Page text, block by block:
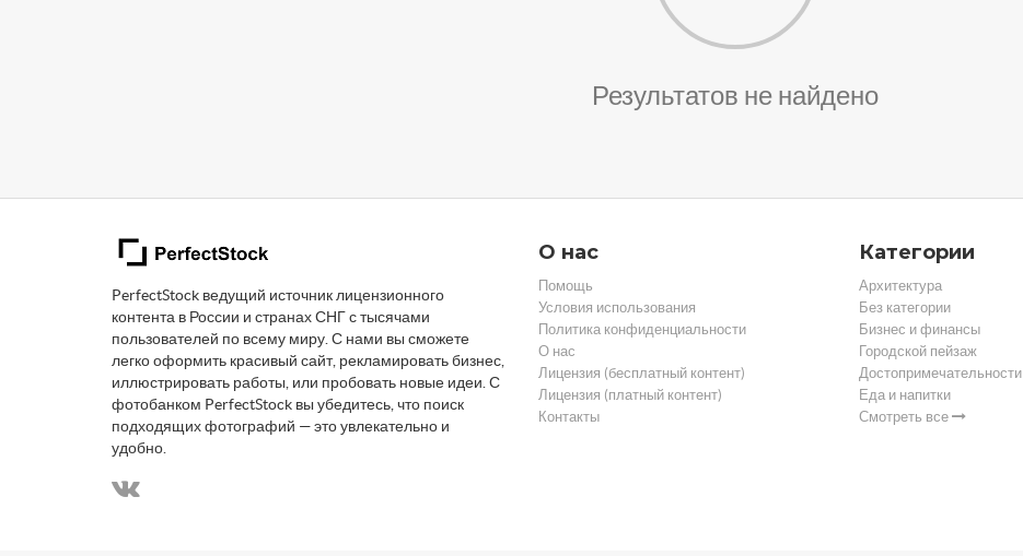
Результатов не найдено
PerfectStock ведущий источник лицензионного
контента в России и странах СНГ с тысячами
пользователей по всему миру. С нами вы сможете
легко оформить красивый сайт, рекламировать бизнес,
иллюстрировать работы, или пробовать новые идеи. С
фотобанком PerfectStock вы убедитесь, что поиск
подходящих фотографий — это увлекательно и
удобно.
О нас
Помощь
Условия использования
Политика конфиденциальности
О нас
Лицензия (бесплатный контент)
Лицензия (платный контент)
Контакты
Категории
Архитектура
Без категории
Бизнес и финансы
Городской пейзаж
Достопримечательности
Еда и напитки
Смотреть все